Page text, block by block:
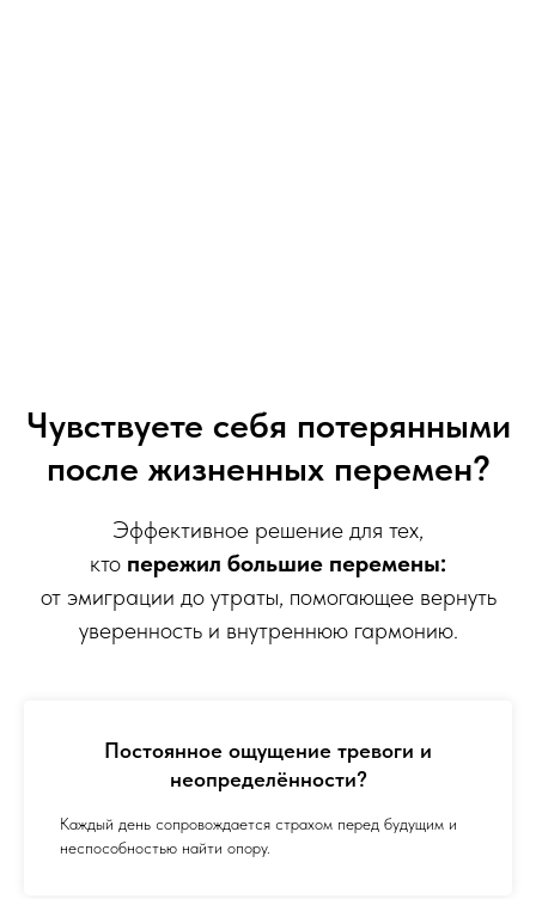
Чувствуете себя потерянными
после жизненных перемен?
Эффективное решение для тех,
кто пережил большие перемены:
от эмиграции до утраты, помогающее вернуть
уверенность и внутреннюю гармонию.
Постоянное ощущение тревоги и
неопределённости?
Каждый день сопровождается страхом перед будущим и
неспособностью найти опору.